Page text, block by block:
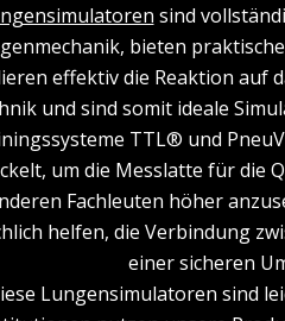
sind
bieten
effektiv die Reaktion auf
und sind somit ideale
TTL® und
um die Messlatte für die
Fachleuten höher
helfen, die Verbindung
einer sicheren
Lungensimulatoren sind